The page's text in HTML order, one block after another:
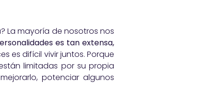
La mayoría de nosotros nos
es tan extensa,
es difícil vivir juntos. Porque
limitadas por su propia
potenciar algunos